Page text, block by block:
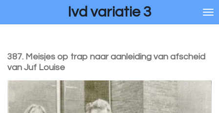
hoofdinhoud
Ivd variatie 3
387. Meisjes op trap naar aanleiding van afscheid
van Juf Louise